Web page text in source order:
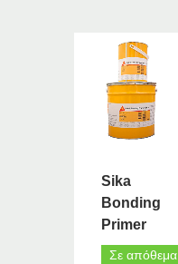
πολλαπλές
παραλλαγές.
επιλογές
επιλεγούν
Sika
Bonding
Primer
Σε απόθεμα